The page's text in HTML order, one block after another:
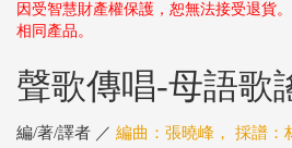
因受智慧財產權保護，恕無法接受退貨
相同產品。
聲歌傳唱-母語歌
編/著/譯者 ／ 編曲：張曉峰， 採譜：